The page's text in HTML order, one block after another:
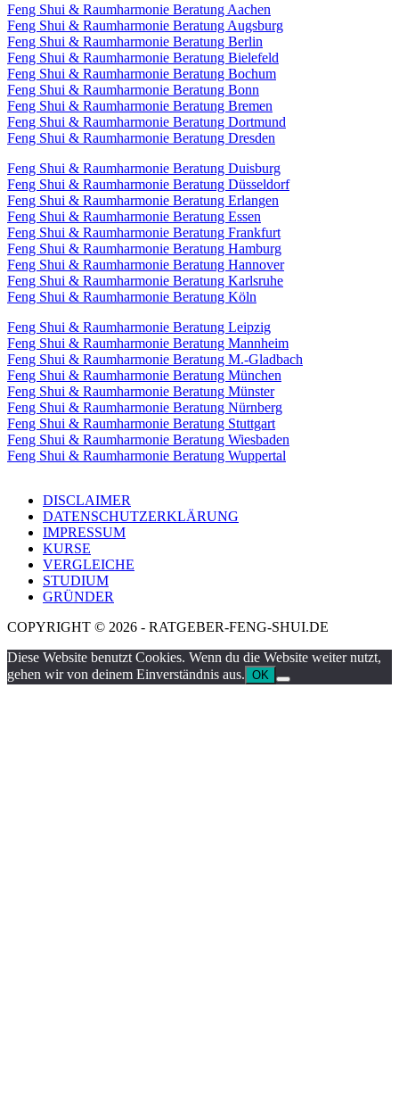
Feng Shui & Raumharmonie Beratung Aachen
Feng Shui & Raumharmonie Beratung Augsburg
Feng Shui & Raumharmonie Beratung Berlin
Feng Shui & Raumharmonie Beratung Bielefeld
Feng Shui & Raumharmonie Beratung Bochum
Feng Shui & Raumharmonie Beratung Bonn
Feng Shui & Raumharmonie Beratung Bremen
Feng Shui & Raumharmonie Beratung Dortmund
Feng Shui & Raumharmonie Beratung Dresden
Feng Shui & Raumharmonie Beratung Duisburg
Feng Shui & Raumharmonie Beratung Düsseldorf
Feng Shui & Raumharmonie Beratung Erlangen
Feng Shui & Raumharmonie Beratung Essen
Feng Shui & Raumharmonie Beratung Frankfurt
Feng Shui & Raumharmonie Beratung Hamburg
Feng Shui & Raumharmonie Beratung Hannover
Feng Shui & Raumharmonie Beratung Karlsruhe
Feng Shui & Raumharmonie Beratung Köln
Feng Shui & Raumharmonie Beratung Leipzig
Feng Shui & Raumharmonie Beratung Mannheim
Feng Shui & Raumharmonie Beratung M.-Gladbach
Feng Shui & Raumharmonie Beratung München
Feng Shui & Raumharmonie Beratung Münster
Feng Shui & Raumharmonie Beratung Nürnberg
Feng Shui & Raumharmonie Beratung Stuttgart
Feng Shui & Raumharmonie Beratung Wiesbaden
Feng Shui & Raumharmonie Beratung Wuppertal
DISCLAIMER
DATENSCHUTZERKLÄRUNG
IMPRESSUM
KURSE
VERGLEICHE
STUDIUM
GRÜNDER
COPYRIGHT © 2026 - RATGEBER-FENG-SHUI.DE
Diese Website benutzt Cookies. Wenn du die Website weiter nutzt,
gehen wir von deinem Einverständnis aus. OK